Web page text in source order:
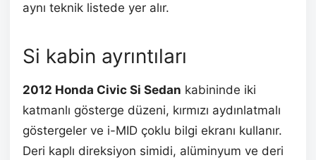
aynı teknik listede yer alır.
Si kabin ayrıntıları
2012 Honda Civic Si Sedan kabininde iki
katmanlı gösterge düzeni, kırmızı aydınlatmalı
göstergeler ve i-MID çoklu bilgi ekranı kullanır.
Deri kaplı direksiyon simidi, alüminyum ve deri